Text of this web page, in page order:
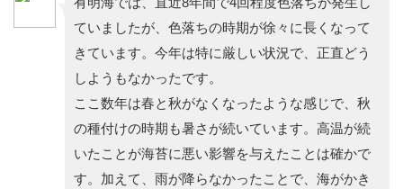
ていましたが、色落ちの時期が徐々に長くなって
きています。今年は特に厳しい状況で、正直どう
しようもなかったです。
ここ数年は春と秋がなくなったような感じで、秋
の種付けの時期も暑さが続いています。高温が続
いたことが海苔に悪い影響を与えたことは確かで
す。加えて、雨が降らなかったことで、海がかき